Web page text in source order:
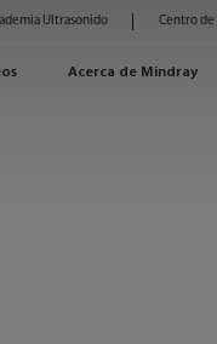
Acerca de Mindray
Ultrasonido Centro de